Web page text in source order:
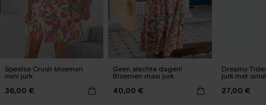
Speelse Crush bloemen
mini jurk
36,00 €
Geen slechte dagen!
Bloemen maxi jurk
40,00 €
Dreamy
jurk met
27,00 €